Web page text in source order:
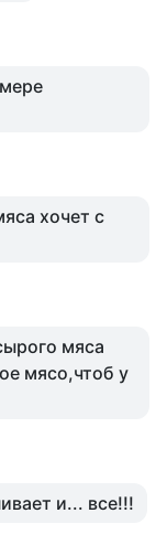
хочет с
мяса
мясо,чтоб у
и... все!!!